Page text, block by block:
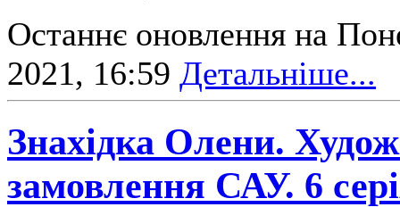
Останнє оновлення на
2021, 16:59 Детальніше...
Знахідка Олени.
замовлення САУ. 6